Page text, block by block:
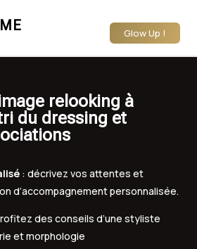
Glow Up !
relooking à
du dressing et
: décrivez vos attentes et
d’accompagnement personnalisée.
des conseils d’une styliste
et morphologie